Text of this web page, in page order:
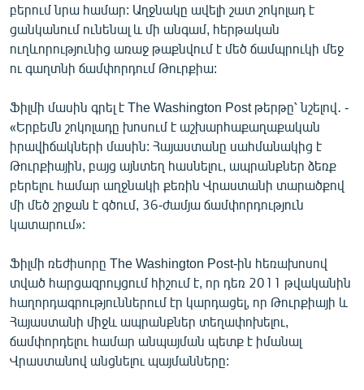
English
Русский
«Ազատության» բոլոր կայքերը
բերում նրա համար: Աղջնակը ավելի շատ շոկոլադ է
ցանկանում ունենալ և մի անգամ, հերթական
ուղևորությունից առաջ թաքնվում է մեծ ճամպրուկի մեջ
ու գաղտնի ճամփորդում Թուրքիա:
Ֆիլմի մասին գրել է The Washington Post թերթը՝ նշելով․ -
«Երբեմն շոկոլադը խոսում է աշխարհաքաղաքական
իրավիճակների մասին: Հայաստանը սահմանակից է
Թուրքիային, բայց այնտեղ հասնելու, ապրանքներ ձեռք
բերելու համար աղջնակի քեռին Վրաստանի տարածքով
մի մեծ շրջան է գծում, 36-ժամյա ճամփորդություն
կատարում»:
Ֆիլմի ռեժիսորը The Washington Post-ին հեռախոսով
տված հարցազրույցում հիշում է, որ դեռ 2011 թվականին
հաղորդագրություններում էր կարդացել, որ Թուրքիայի և
Հայաստանի միջև ապրանքներ տեղափոխելու,
ճամփորդելու համար անպայման պետք է իմանալ
Վրաստանով անցնելու պայմանները: